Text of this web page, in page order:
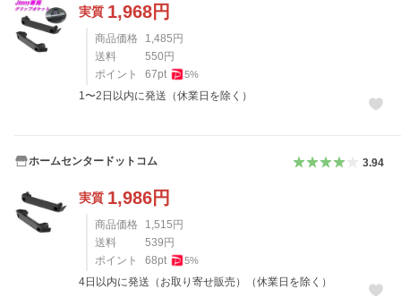
実質 1,968円
商品価格 1,485円
送料
550円
ポイント
67pt 5%
1〜2日以内に発送（休業日を除く）
ホームセンタードットコム 3.94
実質 1,986円
商品価格 1,515円
送料
539円
ポイント
68pt 5%
4日以内に発送（お取り寄せ販売）（休業日を除く）